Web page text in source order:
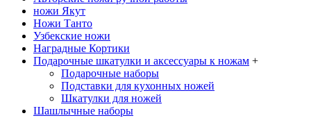
ножи Якут
Ножи Танто
Узбекские ножи
Наградные Кортики
Подарочные шкатулки и аксессуары к ножам +
Подарочные наборы
Подставки для кухонных ножей
Шкатулки для ножей
Шашлычные наборы